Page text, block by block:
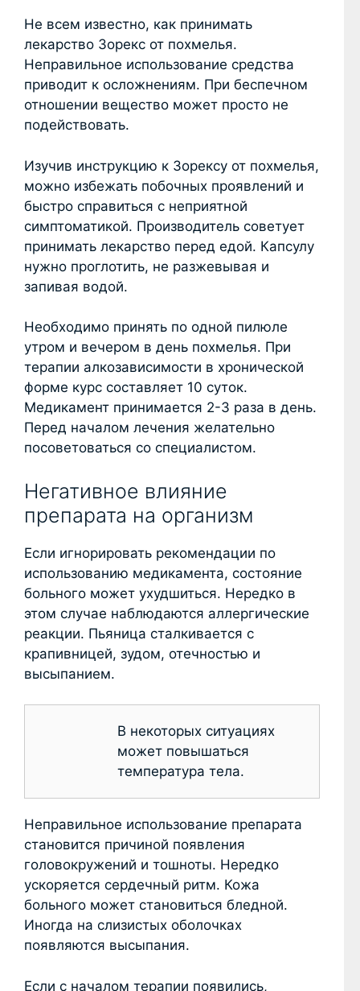
Не всем известно, как принимать
лекарство Зорекс от похмелья.
Неправильное использование средства
приводит к осложнениям. При беспечном
отношении вещество может просто не
подействовать.
Изучив инструкцию к Зорексу от похмелья,
можно избежать побочных проявлений и
быстро справиться с неприятной
симптоматикой. Производитель советует
принимать лекарство перед едой. Капсулу
нужно проглотить, не разжевывая и
запивая водой.
Необходимо принять по одной пилюле
утром и вечером в день похмелья. При
терапии алкозависимости в хронической
форме курс составляет 10 суток.
Медикамент принимается 2-3 раза в день.
Перед началом лечения желательно
посоветоваться со специалистом.
Негативное влияние
препарата на организм
Если игнорировать рекомендации по
использованию медикамента, состояние
больного может ухудшиться. Нередко в
этом случае наблюдаются аллергические
реакции. Пьяница сталкивается с
крапивницей, зудом, отечностью и
высыпанием.
В некоторых ситуациях
может повышаться
температура тела.
Неправильное использование препарата
становится причиной появления
головокружений и тошноты. Нередко
ускоряется сердечный ритм. Кожа
больного может становиться бледной.
Иногда на слизистых оболочках
появляются высыпания.
Если с началом терапии появились,